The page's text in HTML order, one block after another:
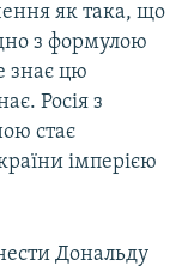
як така, що
з формулою
знає цю
Росія з
стає
імперією
Дональду